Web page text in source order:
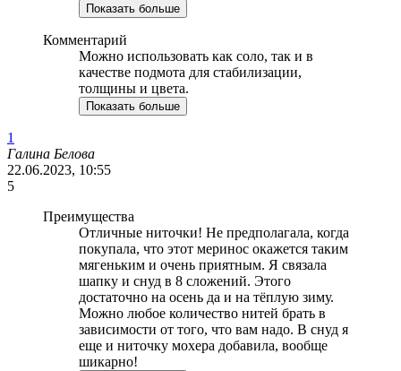
Показать больше
Комментарий
Можно использовать как соло, так и в
качестве подмота для стабилизации,
толщины и цвета.
Показать больше
1
Галина Белова
22.06.2023, 10:55
5
Преимущества
Отличные ниточки! Не предполагала, когда
покупала, что этот меринос окажется таким
мягеньким и очень приятным. Я связала
шапку и снуд в 8 сложений. Этого
достаточно на осень да и на тёплую зиму.
Можно любое количество нитей брать в
зависимости от того, что вам надо. В снуд я
еще и ниточку мохера добавила, вообще
шикарно!